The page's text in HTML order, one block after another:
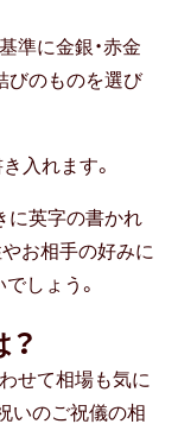
入進学のお返し
準に金銀・赤金
びのものを選び
入れます。
に英字の書かれ
お相手の好みに
しょう。
せて相場も気に
いのご祝儀の相